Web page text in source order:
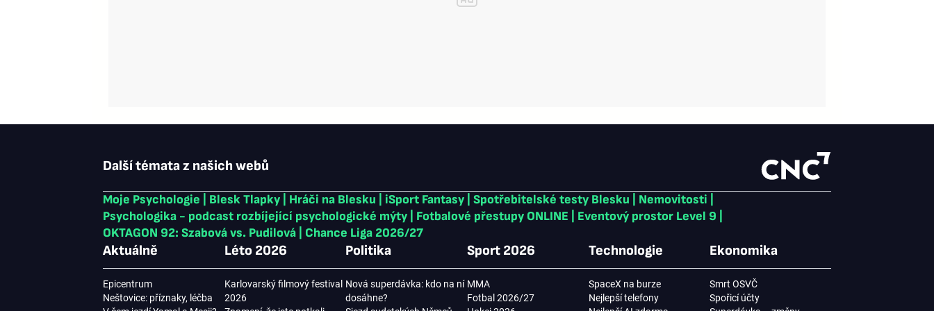
Další témata z našich webů
Moje Psychologie Blesk Tlapky Hráči na Blesku iSport Fantasy Spotřebitelské testy Blesku Nemovitosti
Psychologika - podcast rozbíjející psychologické mýty
Fotbalové přestupy ONLINE Eventový prostor Level 9
OKTAGON 92: Szabová vs. Pudilová
Chance Liga 2026/27
Aktuálně
Epicentrum
Neštovice: příznaky, léčba
Léto 2026
Karlovarský filmový festival
2026
Politika
Nová superdávka: kdo na ní
dosáhne?
Sport 2026
MMA
Fotbal 2026/27
Technologie
SpaceX na burze
Nejlepší telefony
Ekonomika
Smrt OSVČ
Spořicí účty